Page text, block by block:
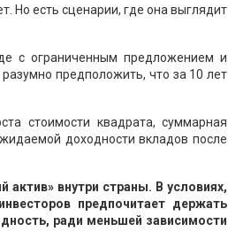
Но есть сценарии, где она выглядит
с ограниченным предложением и
предположить, что за 10 лет
стоимости квадрата, суммарная
доходности вкладов после
внутри страны. В условиях,
предпочитает держать
ради меньшей зависимости